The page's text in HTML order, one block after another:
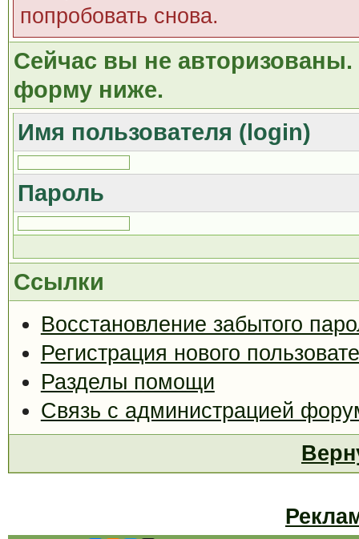
попробовать снова.
Сейчас вы не авторизованы.
форму ниже.
Имя пользователя (login)
Пароль
Ссылки
Восстановление забытого
Регистрация нового
Разделы помощи
Связь с администрацией